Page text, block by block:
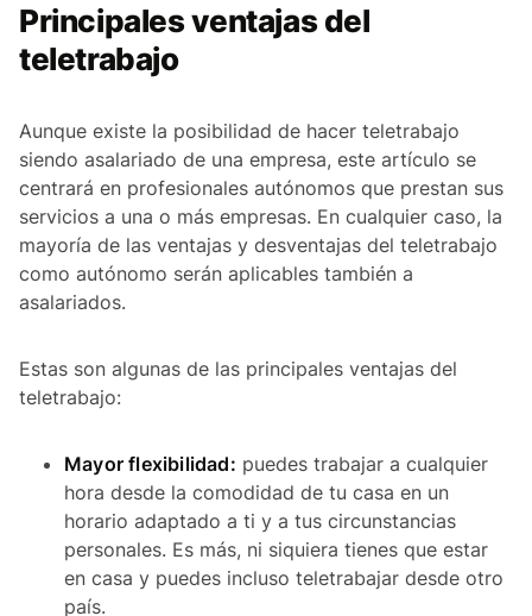
Principales ventajas del
teletrabajo
Aunque existe la posibilidad de hacer teletrabajo
siendo asalariado de una empresa, este artículo se
centrará en profesionales autónomos que prestan sus
servicios a una o más empresas. En cualquier caso, la
mayoría de las ventajas y desventajas del teletrabajo
como autónomo serán aplicables también a
asalariados.
Estas son algunas de las principales ventajas del
teletrabajo:
Mayor flexibilidad: puedes trabajar a cualquier
hora desde la comodidad de tu casa en un
horario adaptado a ti y a tus circunstancias
personales. Es más, ni siquiera tienes que estar
en casa y puedes incluso teletrabajar desde otro
país.